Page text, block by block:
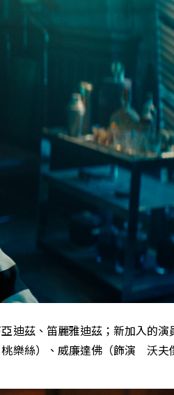
迪茲、笛麗雅迪茲；新加入的演
樂絲）、威廉達佛（飾演 沃夫